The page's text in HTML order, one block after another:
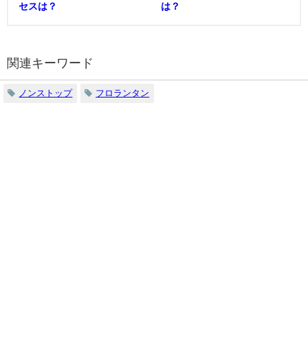
セスは？
は？
関連キーワード
ノンストップ フロランタン